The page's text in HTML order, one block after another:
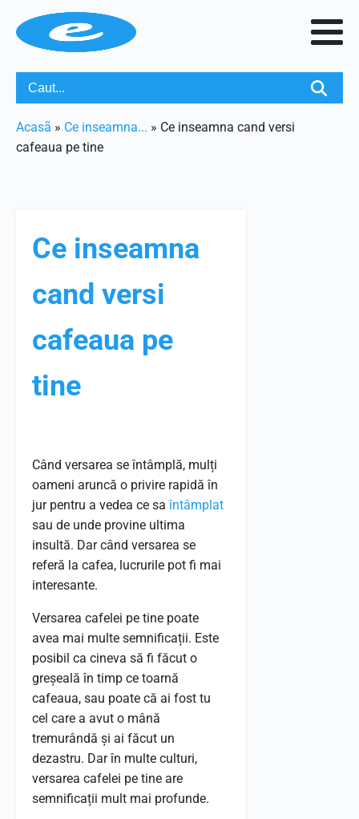
Acasã » Ce inseamna... » Ce inseamna cand versi
cafeaua pe tine
Ce inseamna
cand versi
cafeaua pe
tine
Când versarea se întâmplă, mulți
oameni aruncă o privire rapidă în
jur pentru a vedea ce saîntâmplat
sau de unde provine ultima
insultă. Dar când versarea se
referă la cafea, lucrurile pot fi mai
interesante.
Versarea cafelei pe tine poate
avea mai multe semnificații. Este
posibil ca cineva să fi făcut o
greșeală în timp ce toarnă
cafeaua, sau poate că ai fost tu
cel care a avut o mână
tremurândă și ai făcut un
dezastru. Dar în multe culturi,
versarea cafelei pe tine are
semnificații mult mai profunde.